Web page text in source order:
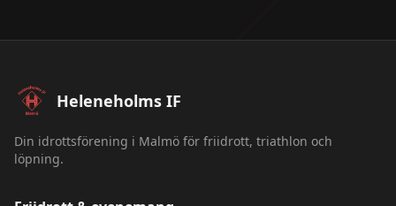
Sidfot – Heleneholms IF
Heleneholms IF
Din idrottsförening i Malmö för friidrott, triathlon och
löpning.